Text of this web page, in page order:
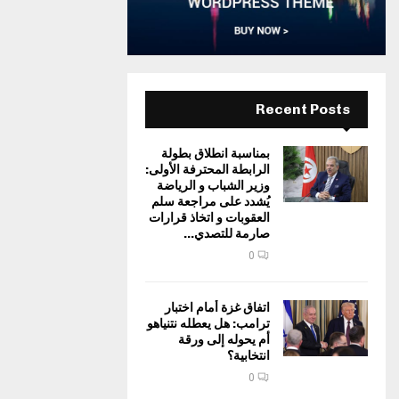
Recent Posts
بمناسبة انطلاق بطولة
الرابطة المحترفة الأولى:
وزير الشباب و الرياضة
يُشدد على مراجعة سلم
العقوبات و اتخاذ قرارات
صارمة للتصدي...
0
اتفاق غزة أمام اختبار
ترامب: هل يعطله نتنياهو
أم يحوله إلى ورقة
انتخابية؟
0